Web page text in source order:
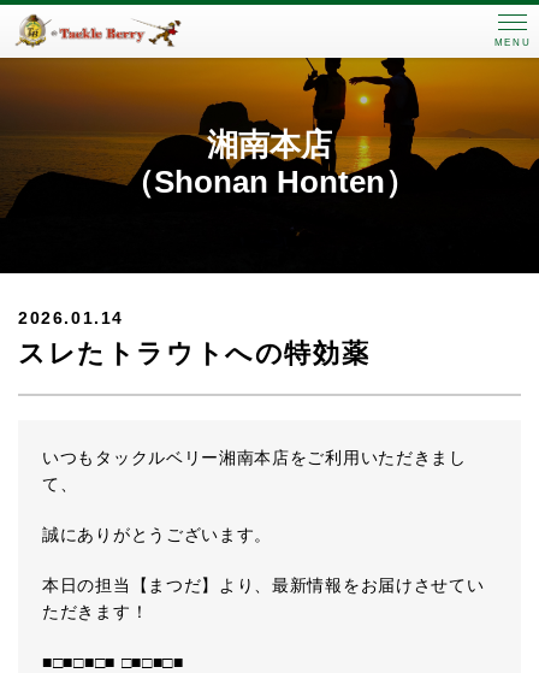
MENU
湘南本店
（Shonan Honten）
2026.01.14
スレたトラウトへの特効薬
いつもタックルベリー湘南本店をご利用いただきまし
て、
誠にありがとうございます。
本日の担当【まつだ】より、最新情報をお届けさせてい
ただきます！
■□■□■□■ □■□■□■